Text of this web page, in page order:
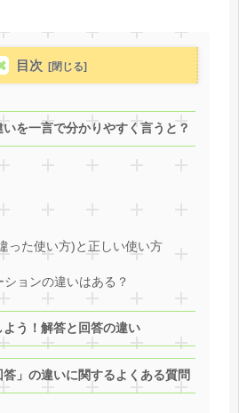
目次
を一言で分かりやすく言うと？
った使い方)と正しい使い方
ョンの違いはある？
う！解答と回答の違い
答」の違いに関するよくある質問